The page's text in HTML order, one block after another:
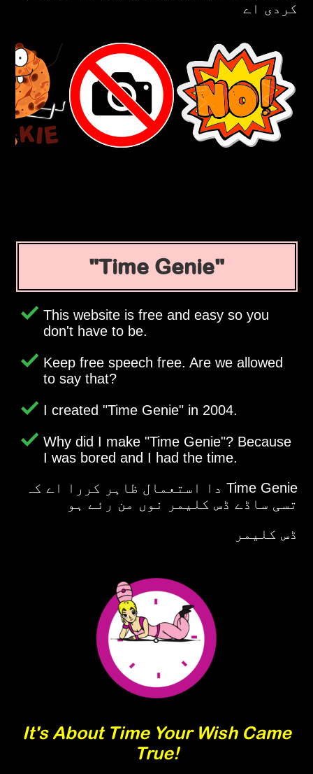
کردی اے
Time Genie
This website is free and easy so you
don't have to be.
Keep free speech free. Are we allowed
to say that?
I created Time Genie in 2004.
Why did I make Time Genie ? Because
I was bored and I had the time.
Time Genie دا استعمال ظاہر کررا اے کہ
تسی ساڈے ڈس کلیمر نوں من رئے ہو
ڈس کلیمر
It's About Time Your Wish Came
True!